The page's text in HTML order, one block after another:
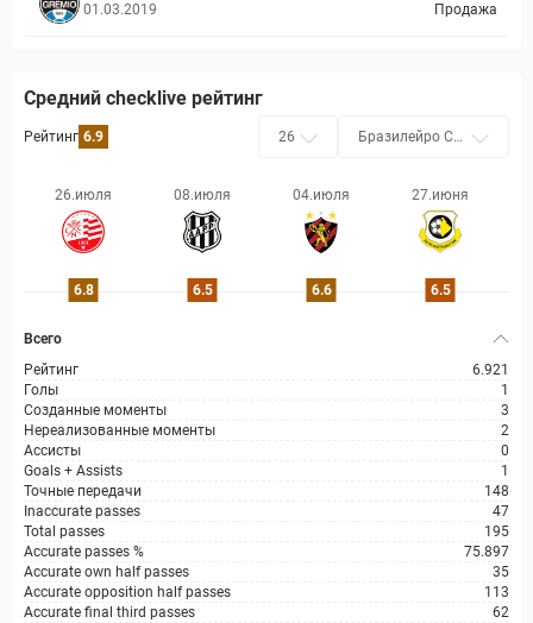
01.03.2019
Продажа
Средний checklive рейтинг
Рейтинг 6.9 26
Бразилейро Се
26.июля 08.июля 04.июля 27.июня
6.8 6.5 6.6 6.5
Всего
Рейтинг
6.921
Голы
1
Созданные моменты
3
Нереализованные моменты
2
Ассисты
0
Goals + Assists
1
Точные передачи
148
Inaccurate passes
47
Total passes
195
Accurate passes %
75.897
Accurate own half passes
35
Accurate opposition half passes
113
Accurate final third passes
62